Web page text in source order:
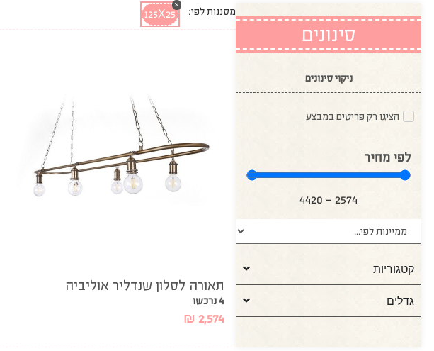
מסננות לפי: 125X25
×
תאורה לסלון שנדליר אוליביה
4 נרכשו
₪ 2,574
סינונים
ניקוי סינונים
הציגו רק פריטים במבצע
לפי מחיר
2574
—
4420
קטגוריות
גדלים